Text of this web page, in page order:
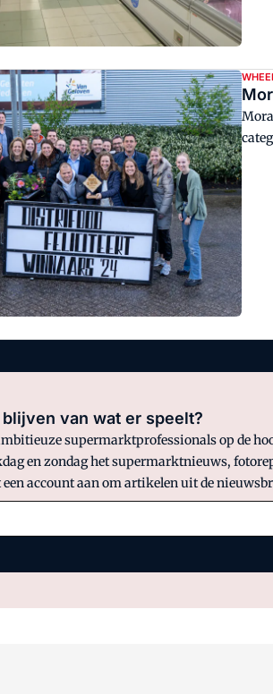
van wat er speelt?
supermarktprofessionals op de
en zondag het supermarktnieuws,
account aan om artikelen uit de